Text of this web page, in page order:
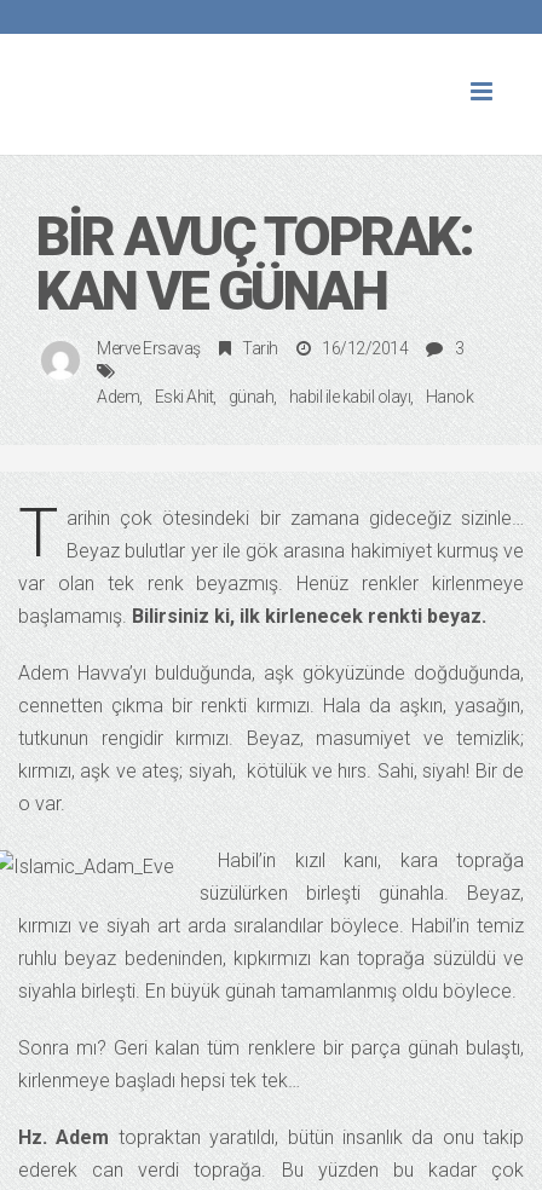
BIR AVUÇ TOPRAK:
KAN VE GÜNAH
Merve Ersavaş Tarih 16/12/2014 3
Adem Eski Ahit günah habil ile kabil olayı Hanok
T arihin çok ötesindeki bir zamana gideceğiz sizinle…
Beyaz bulutlar yer ile gök arasına hakimiyet kurmuş ve
var olan tek renk beyazmış. Henüz renkler kirlenmeye
başlamamış. Bilirsiniz ki, ilk kirlenecek renkti beyaz.
Adem Havva’yı bulduğunda, aşk gökyüzünde doğduğunda,
cennetten çıkma bir renkti kırmızı. Hala da aşkın, yasağın,
tutkunun rengidir kırmızı. Beyaz, masumiyet ve temizlik;
kırmızı, aşk ve ateş; siyah, kötülük ve hırs. Sahi, siyah! Bir de
o var.
Habil’in kızıl kanı, kara toprağa
süzülürken birleşti günahla. Beyaz,
kırmızı ve siyah art arda sıralandılar böylece. Habil’in temiz
ruhlu beyaz bedeninden, kıpkırmızı kan toprağa süzüldü ve
siyahla birleşti. En büyük günah tamamlanmış oldu böylece.
Sonra mı? Geri kalan tüm renklere bir parça günah bulaştı,
kirlenmeye başladı hepsi tek tek…
Hz. Adem topraktan yaratıldı, bütün insanlık da onu takip
ederek can verdi toprağa. Bu yüzden bu kadar çok